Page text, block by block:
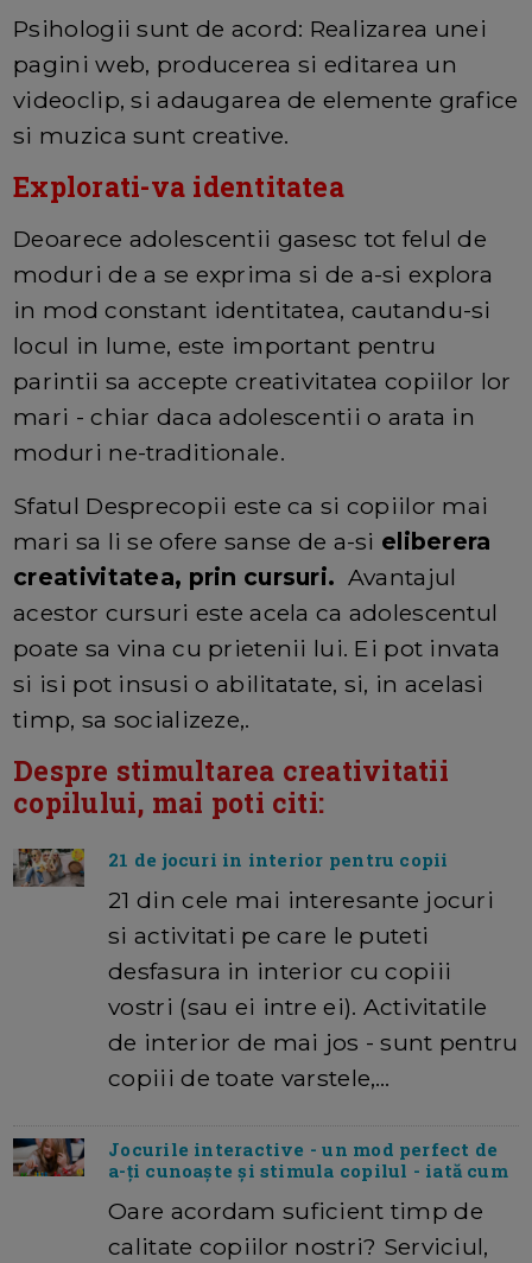
Psihologii sunt de acord: Realizarea unei
pagini web, producerea si editarea un
videoclip, si adaugarea de elemente grafice
si muzica sunt creative.
Explorati-va identitatea
Deoarece adolescentii gasesc tot felul de
moduri de a se exprima si de a-si explora
in mod constant identitatea, cautandu-si
locul in lume, este important pentru
parintii sa accepte creativitatea copiilor lor
mari - chiar daca adolescentii o arata in
moduri ne-traditionale.
Sfatul Desprecopii este ca si copiilor mai
mari sa li se ofere sanse de a-si eliberera
creativitatea, prin cursuri. Avantajul
acestor cursuri este acela ca adolescentul
poate sa vina cu prietenii lui. Ei pot invata
si isi pot insusi o abilitatate, si, in acelasi
timp, sa socializeze,.
Despre stimultarea creativitatii
copilului, mai poti citi:
21 de jocuri in interior pentru copii
21 din cele mai interesante jocuri
si activitati pe care le puteti
desfasura in interior cu copiii
vostri (sau ei intre ei). Activitatile
de interior de mai jos - sunt pentru
copiii de toate varstele,…
Jocurile interactive - un mod perfect de
a-ți cunoaște și stimula copilul - iată cum
Oare acordam suficient timp de
calitate copiilor nostri? Serviciul,